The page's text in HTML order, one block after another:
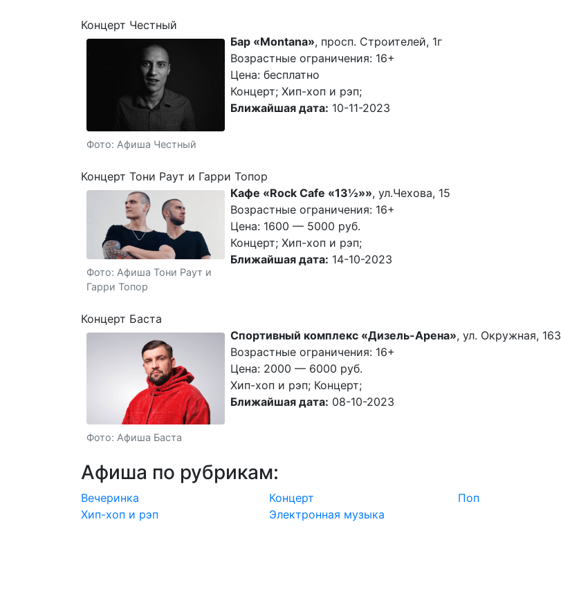
Концерт Честный
Фото: Афиша Честный
Бар «Montana», просп. Строителей, 1г
Возрастные ограничения: 16+
Цена: бесплатно
Концерт; Хип-хоп и рэп;
Ближайшая дата: 10-11-2023
Концерт Тони Раут и Гарри Топор
Фото: Афиша Тони Раут и
Гарри Топор
Кафе «Rock Cafe «13½»», ул.Чехова, 15
Возрастные ограничения: 16+
Цена: 1600 — 5000 руб.
Концерт; Хип-хоп и рэп;
Ближайшая дата: 14-10-2023
Концерт Баста
Фото: Афиша Баста
Спортивный комплекс «Дизель-Арена», ул. Окружная, 163
Возрастные ограничения: 16+
Цена: 2000 — 6000 руб.
Хип-хоп и рэп; Концерт;
Ближайшая дата: 08-10-2023
Афиша по рубрикам:
Вечеринка Концерт
Поп
Хип-хоп и рэп
Электронная музыка